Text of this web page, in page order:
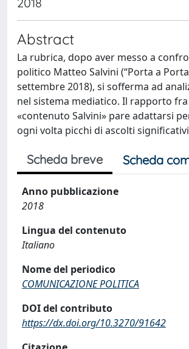
Abstract
La rubrica, dopo aver messo a
politico Matteo Salvini (“Porta a
settembre 2018), si sofferma ad
nel sistema mediatico. Il rapporto
«contenuto Salvini» pare adattarsi
ogni volta picchi di ascolti
Scheda breve Scheda
Anno pubblicazione
2018
Lingua del contenuto
Italiano
Nome del periodico
COMUNICAZIONE POLITICA
DOI del contributo
https://dx.doi.org/10.3270/91642